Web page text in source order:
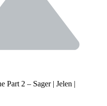
2 – Sager | Jelen |